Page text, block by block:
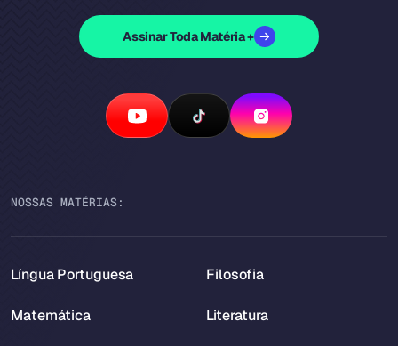
Assinar Toda Matéria +
NOSSAS MATÉRIAS:
Língua Portuguesa
Matemática
Filosofia
Literatura